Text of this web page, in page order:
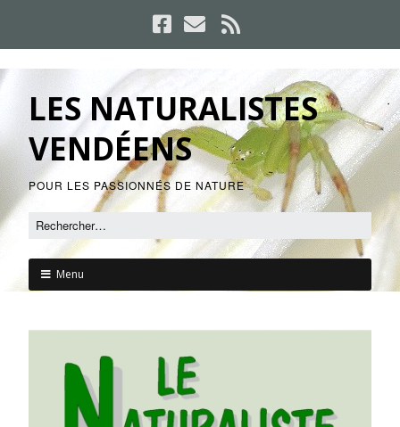
LES NATURALISTES
VENDÉENS
POUR LES PASSIONNÉS DE NATURE
Menu